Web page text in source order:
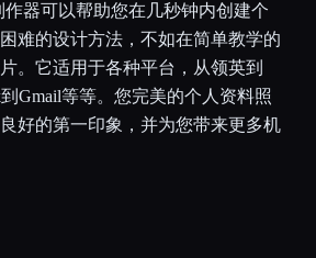
器可以帮助您在几秒钟内创建个
难的设计方法，不如在简单教学的
。它适用于各种平台，从领英到
到Gmail等等。您完美的个人资料照
好的第一印象，并为您带来更多机